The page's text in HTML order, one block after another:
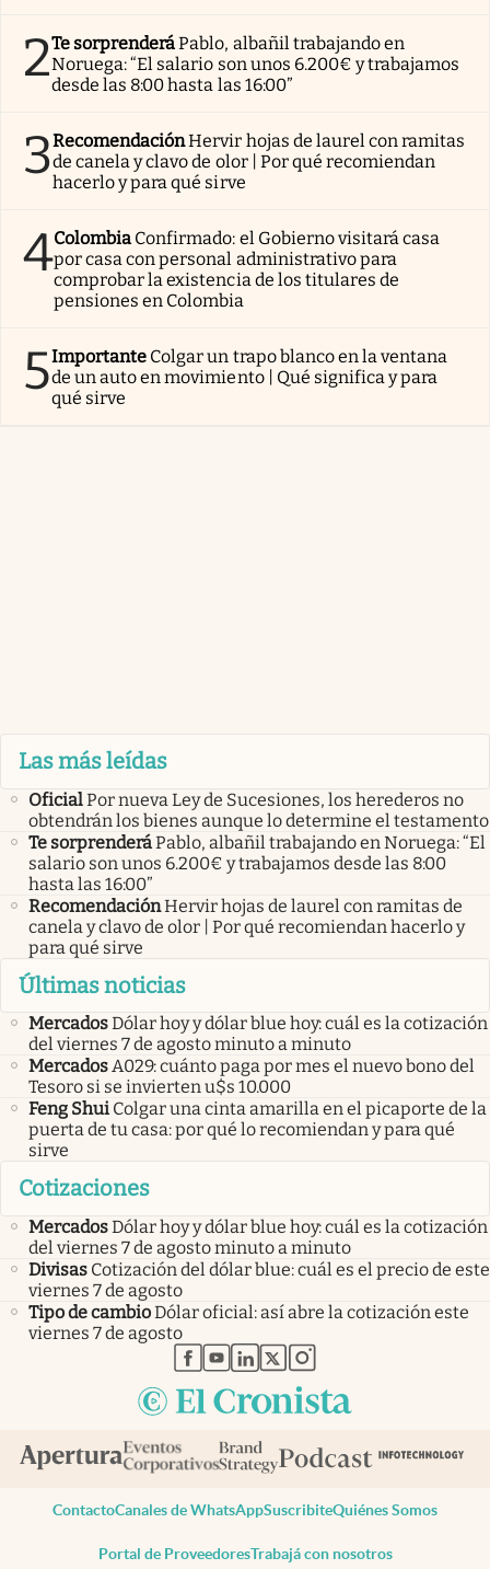
2Te sorprenderáPablo, albañil trabajando en
Noruega: “El salario son unos 6.200€ y trabajamos
desde las 8:00 hasta las 16:00”
3RecomendaciónHervir hojas de laurel con ramitas
de canela y clavo de olor | Por qué recomiendan
hacerlo y para qué sirve
4Colombia Confirmado: el Gobierno visitará casa
por casa con personal administrativo para
comprobar la existencia de los titulares de
pensiones en Colombia
5Importante Colgar un trapo blanco en la ventana
de un auto en movimiento | Qué significa y para
qué sirve
Las más leídas
OficialPor nueva Ley de Sucesiones, los herederos no
obtendrán los bienes aunque lo determine el testamento
Te sorprenderáPablo, albañil trabajando en Noruega: “El
salario son unos 6.200€ y trabajamos desde las 8:00
hasta las 16:00”
RecomendaciónHervir hojas de laurel con ramitas de
canela y clavo de olor | Por qué recomiendan hacerlo y
para qué sirve
Últimas noticias
MercadosDólar hoy y dólar blue hoy: cuál es la cotización
del viernes 7 de agosto minuto a minuto
MercadosA029: cuánto paga por mes el nuevo bono del
Tesoro si se invierten u$s 10.000
Feng Shui Colgar una cinta amarilla en el picaporte de la
puerta de tu casa: por qué lo recomiendan y para qué
sirve
Cotizaciones
MercadosDólar hoy y dólar blue hoy: cuál es la cotización
del viernes 7 de agosto minuto a minuto
Divisas Cotización del dólar blue: cuál es el precio de este
viernes 7 de agosto
Tipo de cambioDólar oficial: así abre la cotización este
viernes 7 de agosto
abre en nueva pestaña
abre en nueva pestaña
abre en nueva pestaña
abre en nueva pestaña
abre en nueva pestaña
ContactoCanales de WhatsAppSuscribiteQuiénes Somos
Portal de ProveedoresTrabajá con nosotros